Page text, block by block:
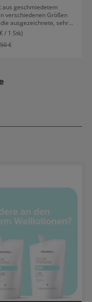
aus geschmiedetem
verschiedenen Größen
ausgezeichnete, sehr
/ 1 Stk)
Preis:
€